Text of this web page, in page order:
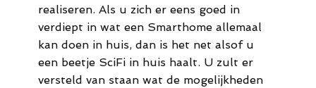
info@meldaro.nl
realiseren. Als u zich er eens goed in
verdiept in wat een Smarthome allemaal
kan doen in huis, dan is het net alsof u
een beetje SciFi in huis haalt. U zult er
versteld van staan wat de mogelijkheden